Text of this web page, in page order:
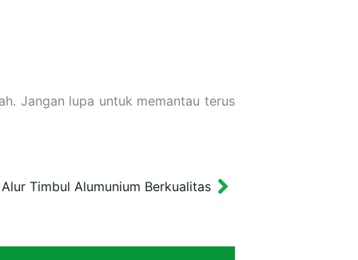
Jangan lupa untuk memantau terus
Timbul Alumunium BerkualitasNext